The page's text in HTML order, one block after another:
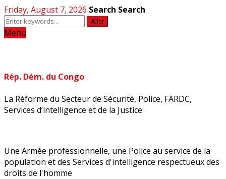
Friday, August 7, 2026 Search Search
Aller
Menu
Rép. Dém. du Congo
La Réforme du Secteur de Sécurité, Police, FARDC,
Services d’intelligence et de la Justice
Une Armée professionnelle, une Police au service de la
population et des Services d'intelligence respectueux des
droits de l'homme